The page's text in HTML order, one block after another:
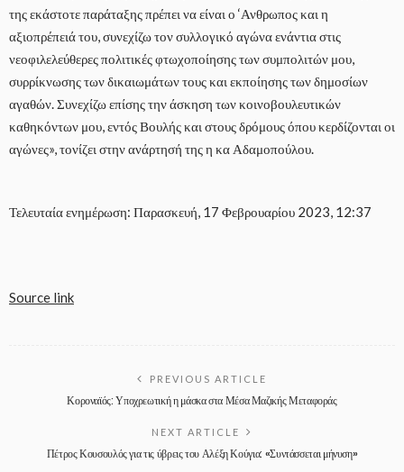
της εκάστοτε παράταξης πρέπει να είναι ο ‘Ανθρωπος και η
αξιοπρέπειά του, συνεχίζω τον συλλογικό αγώνα ενάντια στις
νεοφιλελεύθερες πολιτικές φτωχοποίησης των συμπολιτών μου,
συρρίκνωσης των δικαιωμάτων τους και εκποίησης των δημοσίων
αγαθών. Συνεχίζω επίσης την άσκηση των κοινοβουλευτικών
καθηκόντων μου, εντός Βουλής και στους δρόμους όπου κερδίζονται οι
αγώνες», τονίζει στην ανάρτησή της η κα Αδαμοπούλου.
Τελευταία ενημέρωση: Παρασκευή, 17 Φεβρουαρίου 2023, 12:37
Source link
PREVIOUS ARTICLE
Κοροναϊός: Υποχρεωτική η μάσκα στα Μέσα Μαζικής Μεταφοράς
NEXT ARTICLE
Πέτρος Κουσουλός για τις ύβρεις του Αλέξη Κούγια: «Συντάσσεται μήνυση»